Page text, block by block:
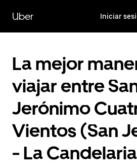
contenido
principal
Uber Iniciar
La mejor
viajar entre
Jerónimo
Vientos (San
- La